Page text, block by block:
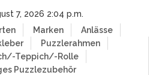
7, 2026 2:04 p.m.
Marken
Anlässe
Puzzlerahmen
Teppich/-Rolle
Puzzlezubehör